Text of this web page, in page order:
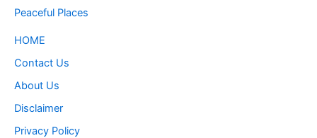
Peaceful Places
HOME
Contact Us
About Us
Disclaimer
Privacy Policy